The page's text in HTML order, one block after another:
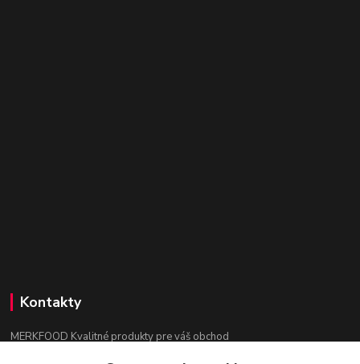
Kontakty
MERKFOOD Kvalitné produkty pre váš obchod